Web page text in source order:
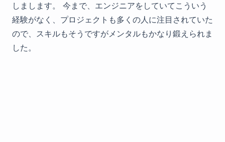
しまします。 今まで、エンジニアをしていてこういう
経験がなく、プロジェクトも多くの人に注目されていた
ので、スキルもそうですがメンタルもかなり鍛えられま
した。